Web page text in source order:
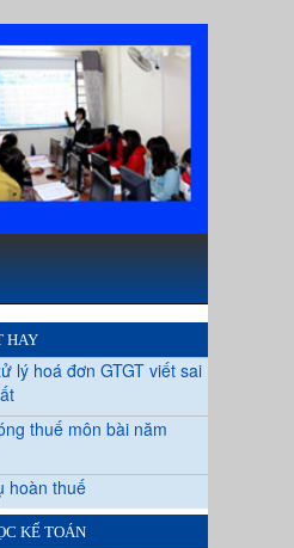
HAY
lý hoá đơn GTGT viết sai
thuế môn bài năm
hoàn thuế
KẾ TOÁN